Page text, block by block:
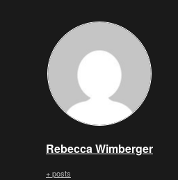
Rebecca Wimberger
+ posts